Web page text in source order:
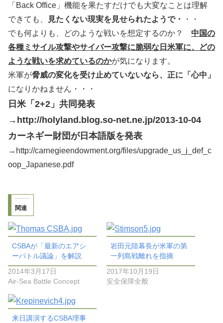
「Back Office」機能を果たすだけでも大変なことは理解
できても、
見たくない現実を見せられたようで・
・・
でも何よりも、どのような戦いを想定するのか？ 中国の
各種ミサイル攻撃やサイバー攻撃に脆弱な日米軍に、どの
ような戦いを求めているのかが気になります。
米軍が脅威の変化を受け止めていないなら、正に「心中」
になりかねません・・・
日米「2+2」共同発表
→http://holyland.blog.so-net.ne.jp/2013-10-04
カーネギー財団が日本語版を発表
→http://carnegieendowment.org/files/upgrade_us_j_def_c
oop_Japanese.pdf
関連
CSBAが「最新のエアシ
ーバトル議論」を解説
2014年3月17日
Air-Sea Battle Concept
岩田元陸幕長が米軍の第
一列島戦離れを指摘
2017年10月19日
安全保障全般
来日講演するCSBA理事